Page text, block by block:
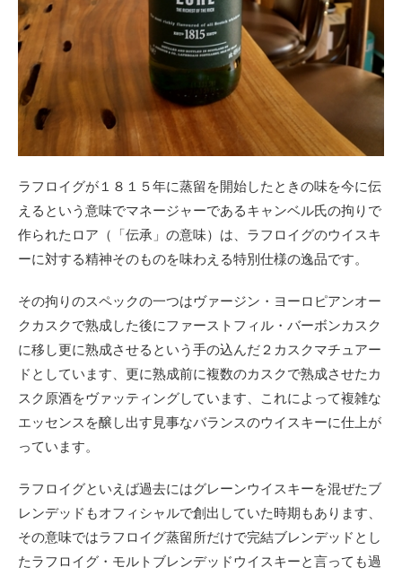
ラフロイグが１８１５年に蒸留を開始したときの味を今に伝
えるという意味でマネージャーであるキャンベル氏の拘りで
作られたロア（「伝承」の意味）は、ラフロイグのウイスキ
ーに対する精神そのものを味わえる特別仕様の逸品です。
その拘りのスペックの一つはヴァージン・ヨーロピアンオー
クカスクで熟成した後にファーストフィル・バーボンカスク
に移し更に熟成させるという手の込んだ２カスクマチュアー
ドとしています、更に熟成前に複数のカスクで熟成させたカ
スク原酒をヴァッティングしています、これによって複雑な
エッセンスを醸し出す見事なバランスのウイスキーに仕上が
っています。
ラフロイグといえば過去にはグレーンウイスキーを混ぜたブ
レンデッドもオフィシャルで創出していた時期もあります、
その意味ではラフロイグ蒸留所だけで完結ブレンデッドとし
たラフロイグ・モルトブレンデッドウイスキーと言っても過